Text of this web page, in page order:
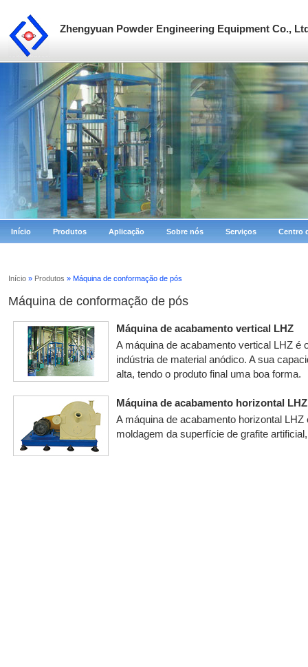
Zhengyuan Powder Engineering Equipment Co.,
Início Produtos Aplicação Sobre nós Serviços Centro
Início » Produtos » Máquina de conformação de pós
Máquina de conformação de pós
Máquina de acabamento vertical LHZ
A máquina de acabamento vertical LHZ é
indústria de material anódico. A sua
alta, tendo o produto final uma boa forma.
Máquina de acabamento horizontal LHZ
A máquina de acabamento horizontal
moldagem da superfície de grafite